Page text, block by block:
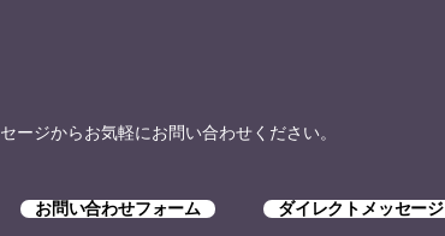
ージからお気軽にお問い合わせください。
お問い合わせフォーム ダイレクトメッセージ